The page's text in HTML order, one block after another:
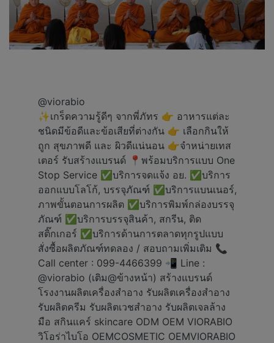
@viorabio
✨เกร็ดความรู้ดีๆ จากพี่ภัทร 👉 อาหารแต่ละ
ชนิดมีข้อดีและข้อเสียที่ต่างกัน 👉 เลือกกินให้
ถูก สุขภาพดี และ ผิวดีแน่นอน 👉จำหน่ายเทส
เตอร์ รับสร้างแบรนด์ 📍พร้อมบริการแบบ One
Stop Service ✅️บริการจดแจ้ง อย. ✅️บริการ
ออกแบบโลโก้, บรรจุภัณฑ์ ✅️บริการแบนเนอร์,
ภาพขั้นตอนการผลิต ✅️บริการพิมพ์กล่องบรรจุ
ภัณฑ์ ✅️บริการบรรจุสินค้า, สกรีน, ติด
สติ๊กเกอร์ ✅️บริการด้านการตลาดทุกรูปแบบ
สั่งซื้อผลิตภัณฑ์ทดลอง / สอบถามเพิ่มเติม 📞
Call center : 099-4466399 📲 Line :
@viorabio (เติม@ข้างหน้า) สร้างแบรนด์
โรงงานผลิตเครื่องสำอาง รับผลิตเครื่องสำอาง
รับผลิตครีม รับผลิตเวชสำอาง รับผลิตเจลล้าง
มือ สกินแคร์ skincare ODM OEM VIORABIO
วิโอร่าไบโอ OEMCOSMETIC OEMVIORABIO